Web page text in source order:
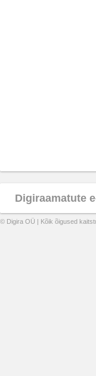
Digiraamatute
© Digira OÜ | Kõik õigused